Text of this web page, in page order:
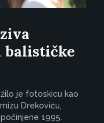
balističke
je fotoskicu kao
Drekoviću,
1995.